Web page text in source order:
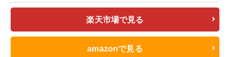
楽天市場で見る
amazonで見る